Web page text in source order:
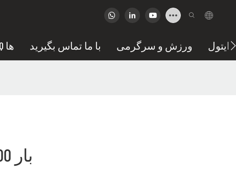
FAQ ها با ما تماس بگیرید ورزش و سرگرمی ایتول
بار 100 کیلوگرم برای تحویل